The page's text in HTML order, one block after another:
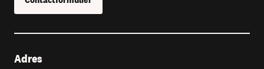
Adres